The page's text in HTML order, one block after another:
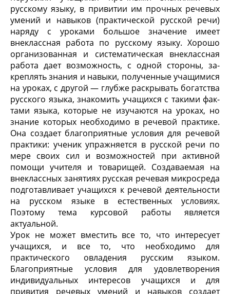
русскому языку, в при­витии им прочных речевых
умений и навыков (практи­ческой русской речи)
наряду с уроками большое значение имеет
внеклассная работа по русскому языку. Хорошо
организованная и систематическая внекласс­ная
работа дает возможность, с одной стороны, за­
креплять знания и навыки, полученные учащимися
на уроках, с другой — глубже раскрывать богатства
русского языка, знакомить учащихся с такими фак­
тами языка, которые не изучаются на уроках, но
зна­ние которых необходимо в речевой практике.
Она создает благоприятные условия для речевой
практики: ученик упражняется в русской речи по
мере своих сил и возможностей при активной
помощи учителя и товарищей. Создаваемая на
внеклассных занятиях русская речевая микросреда
подготавливает учащихся к речевой деятельности
на русском языке в естествен­ных условиях.
Поэтому тема курсовой работы является
актуальной.
Урок не может вместить все то, что интересует
учащихся, и все то, что необходимо для
практического овладения русским языком.
Благоприятные условия для удовлетворения
индивидуальных интересов уча­щихся и для
привития речевых умений и навыков создает